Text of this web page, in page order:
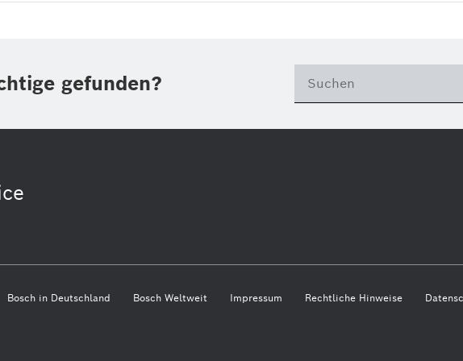
gefunden?
Bosch in Deutschland Bosch Weltweit Impressum Rechtliche Hinweise